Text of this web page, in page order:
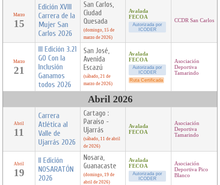
Marzo
15
Edición XVIII
Carrera de la
Mujer San
Carlos 2026
San Carlos,
Ciudad
Quesada
(domingo, 15 de
marzo de 2026)
Avalada
FECOA
Autorizada por
ICODER
CCDR San Carlos
Marzo
21
III Edición 3.21
GO Con la
Inclusión
Ganamos
todos 2026
San José,
Avenida
Escazú
(sábado, 21 de
marzo de 2026)
Avalada
FECOA
Autorizada por
ICODER
Ruta Certificada
Asociación
Deportiva
Tamarindo
Abril 2026
Abril
11
Carrera
Atlética al
Valle de
Ujarrás 2026
Cartago :
Paraíso -
Ujarrás
(sábado, 11 de abril
de 2026)
Avalada
FECOA
Asociación
Deportiva
Tamarindo
Abril
19
II Edición
NOSARATÓN
2026
Nosara,
Guanacaste
(domingo, 19 de
abril de 2026)
Avalada
FECOA
Autorizada por
ICODER
Asociación
Deportiva Pico
Blanco